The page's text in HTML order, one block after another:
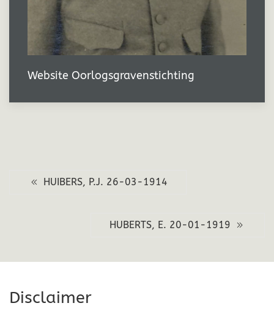
Website Oorlogsgravenstichting
HUIBERS, P.J. 26-03-1914
HUBERTS, E. 20-01-1919
Disclaimer